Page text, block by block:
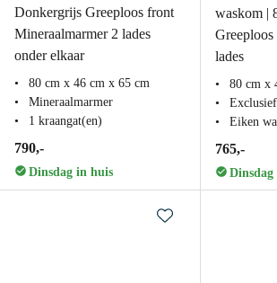
Donkergrijs Greeploos front
Mineraalmarmer 2 lades
onder elkaar
80 cm x 46 cm x 65 cm
Mineraalmarmer
1 kraangat(en)
790,-
Dinsdag in huis
waskom |
lades
80 cm x
Eiken
765,-